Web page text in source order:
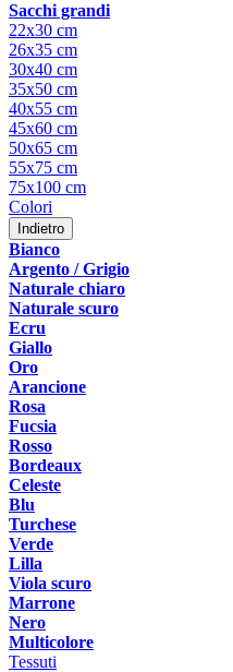
Sacchi grandi
22x30 cm
26x35 cm
30x40 cm
35x50 cm
40x55 cm
45x60 cm
50x65 cm
55x75 cm
75x100 cm
Colori
Indietro
Bianco
Argento / Grigio
Naturale chiaro
Naturale scuro
Ecru
Giallo
Oro
Arancione
Rosa
Fucsia
Rosso
Bordeaux
Celeste
Blu
Turchese
Verde
Lilla
Viola scuro
Marrone
Nero
Multicolore
Tessuti